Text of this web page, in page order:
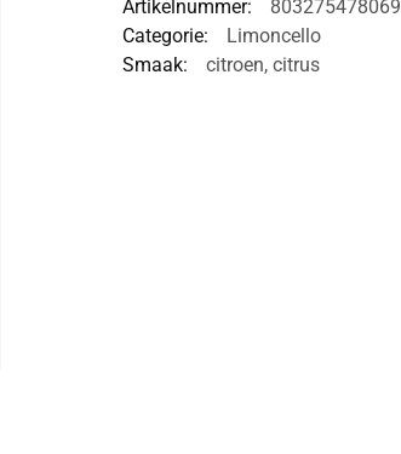
Artikelnummer:
Categorie:
Limoncello
Smaak:
citroen, citrus